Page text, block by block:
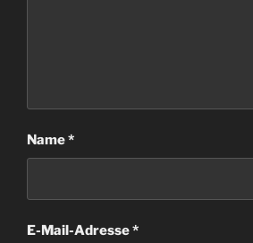
Name*
E-Mail-Adresse*